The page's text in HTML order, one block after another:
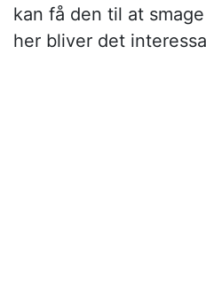
kan få den til at
her bliver det